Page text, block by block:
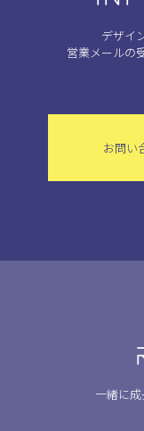
デザイ
営業メールの
お問い
一緒に